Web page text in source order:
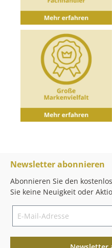
Newsletter abonnieren
Abonnieren Sie den
Sie keine Neuigkeit oder